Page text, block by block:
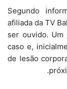
Segundo
afiliada da TV
ser ouvido.
caso e,
de lesão